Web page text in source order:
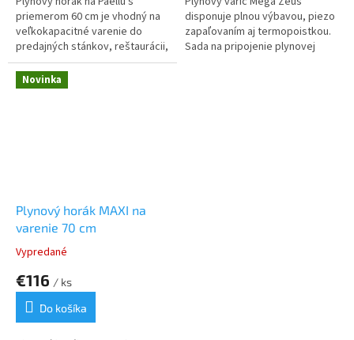
priemerom 60 cm je vhodný na
veľkokapacitné varenie do
predajných stánkov, reštaurácii,
alebo na streetfood.
disponuje plnou výbavou, piezo
zapaľovaním aj termopoistkou.
Sada na pripojenie plynovej
Novinka
Plynový horák MAXI na
varenie 70 cm
Vypredané
€116 / ks
Do košíka